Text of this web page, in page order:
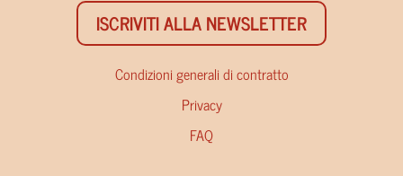
ISCRIVITI ALLA NEWSLETTER
Condizioni generali di contratto
Privacy
FAQ